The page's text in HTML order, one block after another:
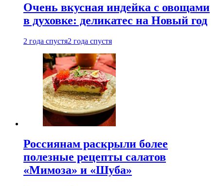
Очень вкусная индейка с овощами
в духовке: деликатес на Новый год
2 года спустя2 года спустя
Россиянам раскрыли более
полезные рецепты салатов
«Мимоза» и «Шуба»